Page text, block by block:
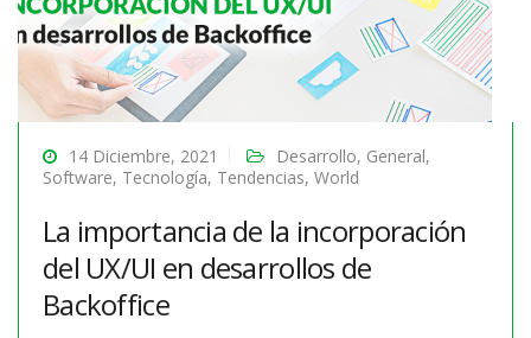
14 Diciembre, 2021 Desarrollo, General,
Software, Tecnología, Tendencias, World
La importancia de la incorporación
del UX/UI en desarrollos de
Backoffice